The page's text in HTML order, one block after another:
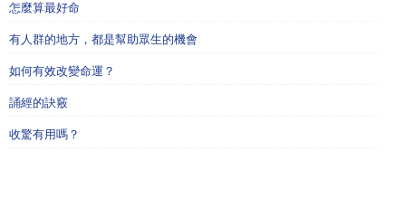
怎麼算最好命
有人群的地方，都是幫助眾生的機會
如何有效改變命運？
誦經的訣竅
收驚有用嗎？